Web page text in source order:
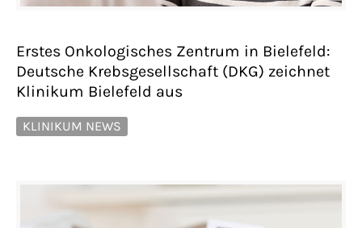
Erstes Onkologisches Zentrum in Bielefeld:
Deutsche Krebsgesellschaft (DKG) zeichnet
Klinikum Bielefeld aus
KLINIKUM NEWS